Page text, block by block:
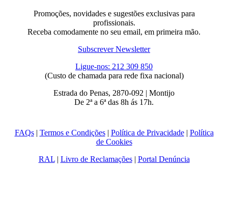
Promoções, novidades e sugestões exclusivas para
profissionais.
Receba comodamente no seu email, em primeira mão.
Subscrever Newsletter
Ligue-nos: 212 309 850
(Custo de chamada para rede fixa nacional)
Estrada do Penas, 2870-092 | Montijo
De 2ª a 6ª das 8h ás 17h.
FAQs| Termos e Condições| Política de Privacidade| Política
de Cookies
RAL| Livro de Reclamações| Portal Denúncia